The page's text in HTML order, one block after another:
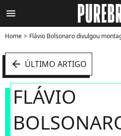
menu
Home Flávio Bolsonaro divulgou montagem de
arrow_left ÚLTIMO ARTIGO
FLÁVIO